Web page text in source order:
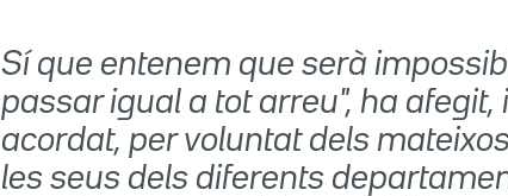
Sí que entenem que serà
passar igual a tot arreu", ha afegit,
acordat, per voluntat dels
les seus dels diferents